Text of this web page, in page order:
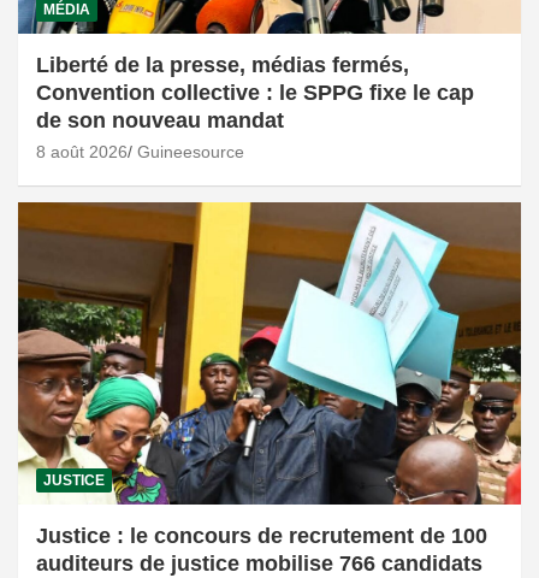
MÉDIA
Liberté de la presse, médias fermés,
Convention collective : le SPPG fixe le cap
de son nouveau mandat
8 août 2026 Guineesource
JUSTICE
Justice : le concours de recrutement de 100
auditeurs de justice mobilise 766 candidats